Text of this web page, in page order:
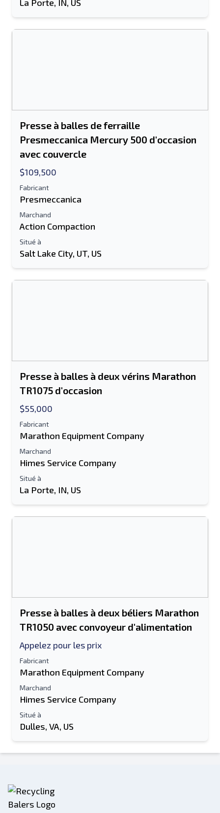
La Porte, IN, US
Presse à balles de ferraille
Presmeccanica Mercury 500 d'occasion
avec couvercle
$109,500
Fabricant
Presmeccanica
Marchand
Action Compaction
Situé à
Salt Lake City, UT, US
Presse à balles à deux vérins Marathon
TR1075 d'occasion
$55,000
Fabricant
Marathon Equipment Company
Marchand
Himes Service Company
Situé à
La Porte, IN, US
Presse à balles à deux béliers Marathon
TR1050 avec convoyeur d'alimentation
Appelez pour les prix
Fabricant
Marathon Equipment Company
Marchand
Himes Service Company
Situé à
Dulles, VA, US